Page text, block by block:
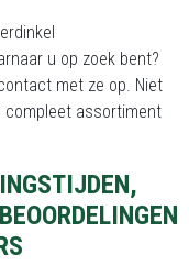
u op zoek bent?
met ze op. Niet
compleet assortiment